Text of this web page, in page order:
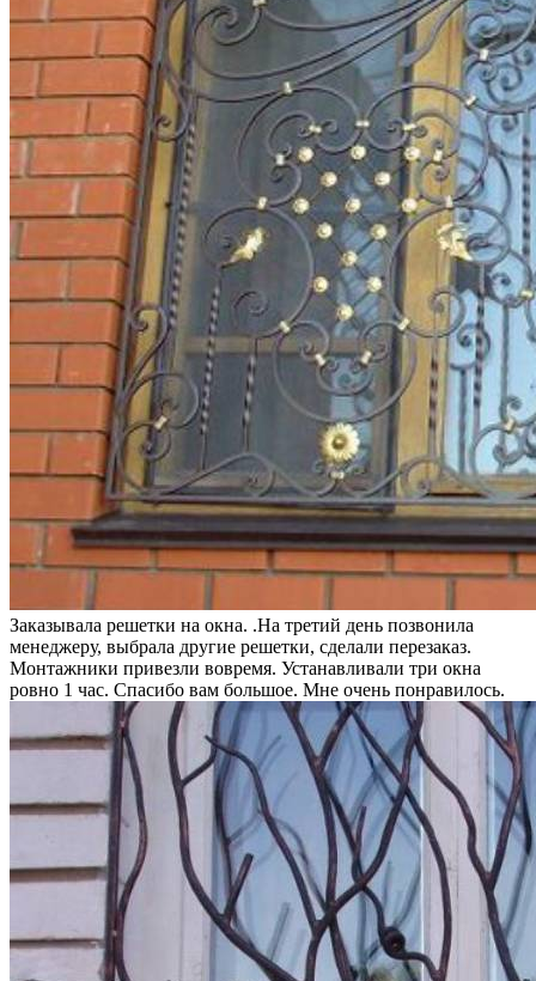
Заказывала решетки на окна. .На третий день позвонила
менеджеру, выбрала другие решетки, сделали перезаказ.
Монтажники привезли вовремя. Устанавливали три окна
ровно 1 час. Спасибо вам большое. Мне очень понравилось.